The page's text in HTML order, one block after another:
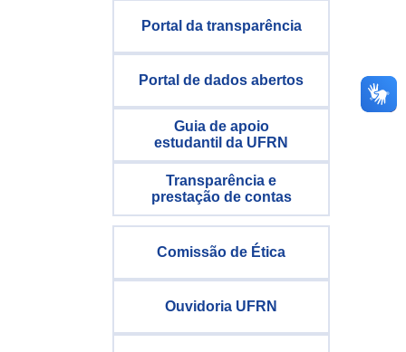
Portal da transparência
Portal de dados abertos
Guia de apoio
estudantil da UFRN
Transparência e
prestação de contas
Comissão de Ética
Ouvidoria UFRN